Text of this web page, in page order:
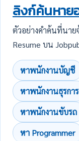
ลิงก์ค้นหาย
ตัวอย่างคำค้นที่นาย
Resume บน
หาพนักงานบัญชี
หาพนักงานธุรการ
หาพนักงานขับรถ
หา Programmer